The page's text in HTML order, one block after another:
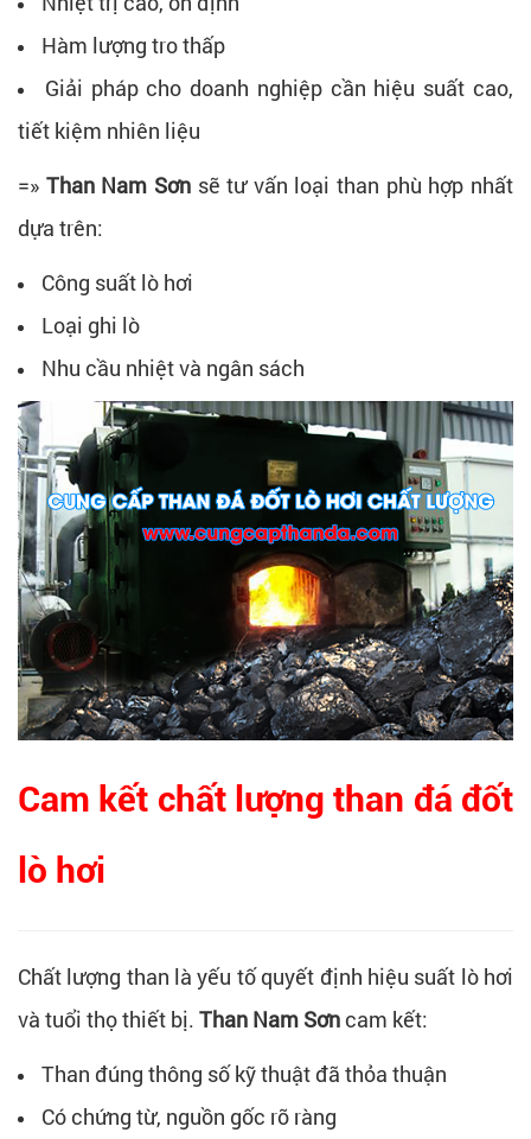
Hàm lượng tro thấp
Giải pháp cho doanh nghiệp cần hiệu suất cao,
tiết kiệm nhiên liệu
=» Than Nam Sơnsẽ tư vấn loại than phù hợp nhất
dựa trên:
Công suất lò hơi
Loại ghi lò
Nhu cầu nhiệt và ngân sách
Cam kết chất lượng than đá đốt
lò hơi
Chất lượng than là yếu tố quyết định hiệu suất lò hơi
và tuổi thọ thiết bị. Than Nam Sơncam kết:
Than đúng thông số kỹ thuật đã thỏa thuận
Có chứng từ, nguồn gốc rõ ràng